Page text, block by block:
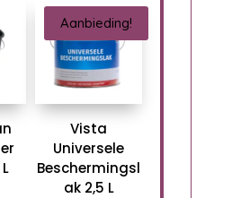
Aanbieding!
Vista
Universele
Beschermingsl
ak 2,5 L